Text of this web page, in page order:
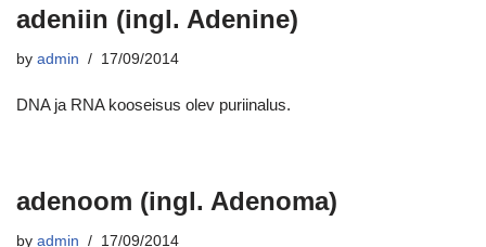
adeniin (ingl. Adenine)
by admin 17/09/2014
DNA ja RNA kooseisus olev puriinalus.
adenoom (ingl. Adenoma)
by admin 17/09/2014